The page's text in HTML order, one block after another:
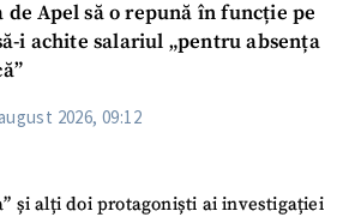
Apel să o repună în funcție pe
i achite salariul „pentru absența
2026, 09:12
și alți doi protagoniști ai investigației